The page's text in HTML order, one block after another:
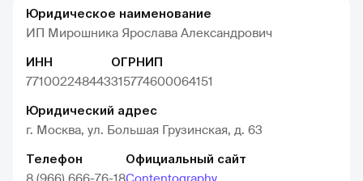
Юридическое наименование
ИП Мирошника Ярослава Александрович
ИНН
771002248443
ОГРНИП
315774600064151
Юридический адрес
г. Москва, ул. Большая Грузинская, д. 63
Телефон Официальный сайт